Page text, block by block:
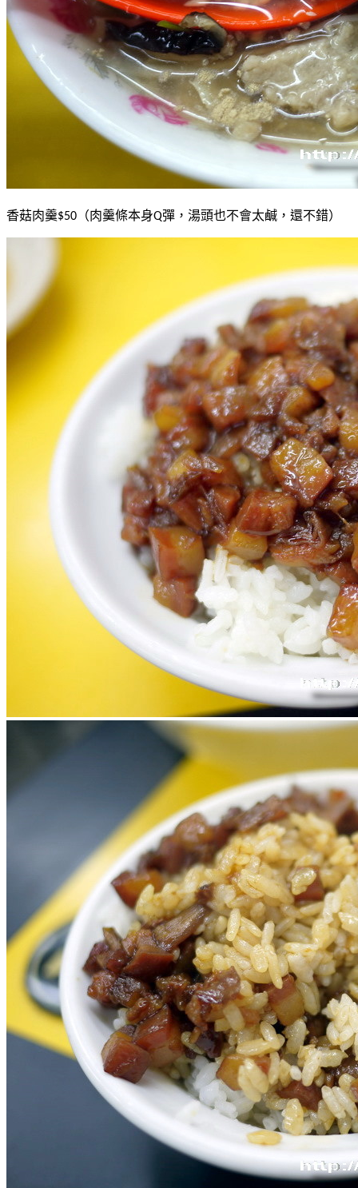
香菇肉羹$50 （肉羹條本身Q彈，湯頭也不會太鹹，還不錯）